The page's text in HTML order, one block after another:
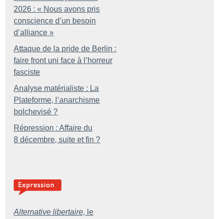
2026 : « Nous avons pris
conscience d’un besoin
d’alliance »
Attaque de la pride de Berlin :
faire front uni face à l’horreur
fasciste
Analyse matérialiste : La
Plateforme, l’anarchisme
bolchevisé ?
Répression : Affaire du
8 décembre, suite et fin ?
Alternative libertaire, le